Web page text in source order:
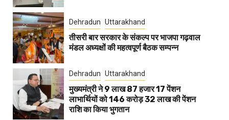
Dehradun Uttarakhand
तीसरी बार सरकार के संकल्प पर भाजपा गढ़वाल
मंडल अध्यक्षों की महत्वपूर्ण बैठक सम्पन्न
Dehradun Uttarakhand
मुख्यमंत्री ने 9 लाख 87 हजार 17 पेंशन
लाभार्थियों को 146 करोड़ 32 लाख की पेंशन
राशि का किया भुगतान